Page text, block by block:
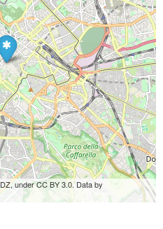
under CC BY 3.0. Data by